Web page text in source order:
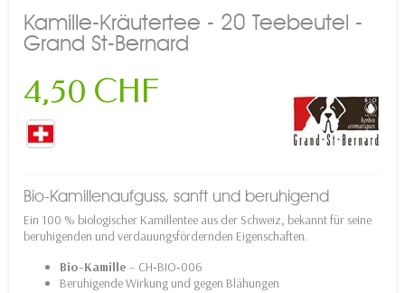
Kamille-Kräutertee - 20 Teebeutel -
Grand St-Bernard
4,50 CHF
Bio-Kamillenaufguss, sanft und beruhigend
Ein 100 % biologischer Kamillentee aus der Schweiz, bekannt für seine
beruhigenden und verdauungsfördernden Eigenschaften.
Bio-Kamille – CH‑BIO‑006
Beruhigende Wirkung und gegen Blähungen